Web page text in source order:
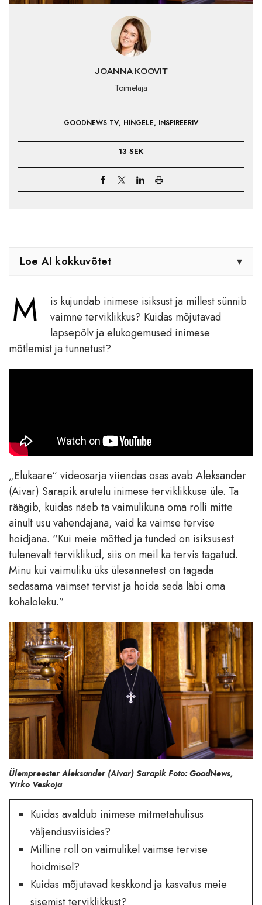
JOANNA KOOVIT
Toimetaja
GOODNEWS TV, HINGELE, INSPIREERIV
13 SEK
Loe AI kokkuvõtet ▾
M
is kujundab inimese isiksust ja millest sünnib
vaimne terviklikkus? Kuidas mõjutavad
lapsepõlv ja elukogemused inimese
mõtlemist ja tunnetust?
„Elukaare“ videosarja viiendas osas avab Aleksander
(Aivar) Sarapik arutelu inimese terviklikkuse üle. Ta
räägib, kuidas näeb ta vaimulikuna oma rolli mitte
ainult usu vahendajana, vaid ka vaimse tervise
hoidjana. “Kui meie mõtted ja tunded on isiksusest
tulenevalt terviklikud, siis on meil ka tervis tagatud.
Minu kui vaimuliku üks ülesannetest on tagada
sedasama vaimset tervist ja hoida seda läbi oma
kohaloleku.”
Ülempreester Aleksander (Aivar) Sarapik Foto: GoodNews,
Virko Veskoja
Kuidas avaldub inimese mitmetahulisus
väljendusviisides?
Milline roll on vaimulikel vaimse tervise
hoidmisel?
Kuidas mõjutavad keskkond ja kasvatus meie
sisemist terviklikkust?